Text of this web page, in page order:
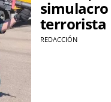
terrorista
REDACCIÓN